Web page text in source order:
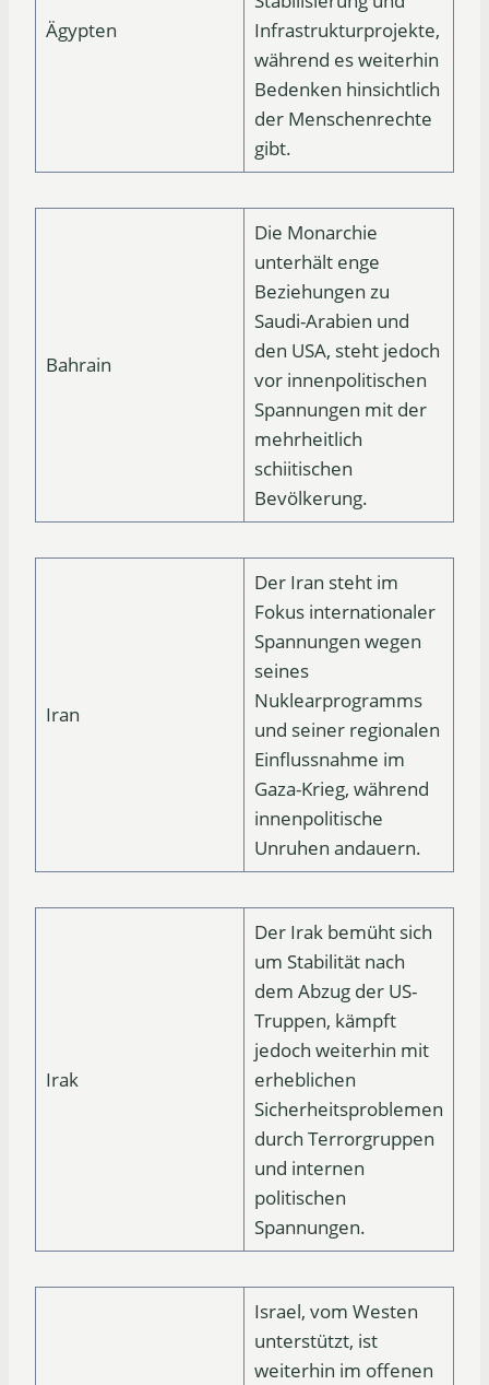
Ägypten
Infrastrukturprojekte,
während es weiterhin
Bedenken hinsichtlich
der Menschenrechte
gibt.
Bahrain
Die Monarchie
unterhält enge
Beziehungen zu
Saudi-Arabien und
den USA, steht jedoch
vor innenpolitischen
Spannungen mit der
mehrheitlich
schiitischen
Bevölkerung.
Iran
Der Iran steht im
Fokus internationaler
Spannungen wegen
seines
Nuklearprogramms
und seiner regionalen
Einflussnahme im
Gaza-Krieg, während
innenpolitische
Unruhen andauern.
Irak
Der Irak bemüht sich
um Stabilität nach
dem Abzug der US-
Truppen, kämpft
jedoch weiterhin mit
erheblichen
Sicherheitsproblemen
durch Terrorgruppen
und internen
politischen
Spannungen.
Israel, vom Westen
unterstützt, ist
weiterhin im offenen